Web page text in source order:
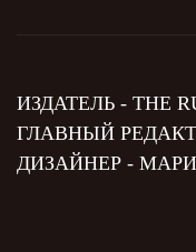
ИЗДАТЕЛЬ - THE
ГЛАВНЫЙ
ДИЗАЙНЕР -